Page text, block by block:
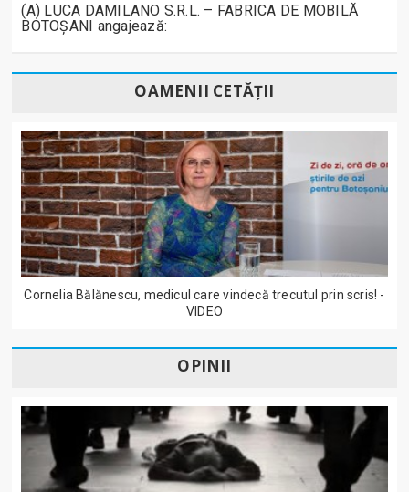
(A) LUCA DAMILANO S.R.L. – FABRICA DE MOBILĂ
BOTOȘANI angajează:
OAMENII CETĂȚII
Cornelia Bălănescu, medicul care vindecă trecutul prin scris! -
VIDEO
OPINII